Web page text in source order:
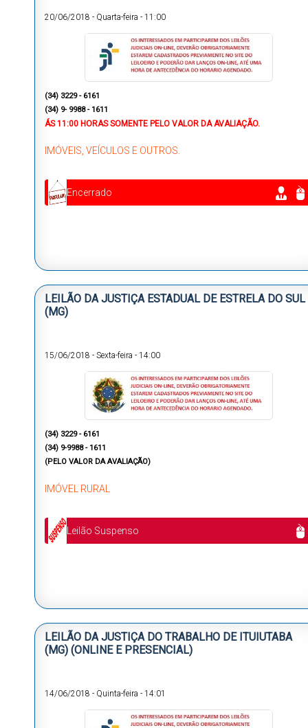
20/06/2018 - Quarta-feira - 11:00
(34) 3229 - 6161
(34) 9- 9988 - 1611
ÁS11:00 HORASSOMENTE PELO VALOR DA AVALIAÇÃO.
IMÓVEIS, VEÍCULOS E OUTROS.
Encerrado
LEILÃO DA JUSTIÇA ESTADUAL DE ESTRELA DO SUL
(MG)
15/06/2018 - Sexta-feira - 14:00
(34) 3229 - 6161
(34) 9-9988 - 1611
(PELO VALOR DA AVALIAÇÃO)
IMÓVEL RURAL
Leilão Suspenso
LEILÃO DA JUSTIÇA DO TRABALHO DE ITUIUTABA
(MG) (ONLINE E PRESENCIAL)
14/06/2018 - Quinta-feira - 14:01